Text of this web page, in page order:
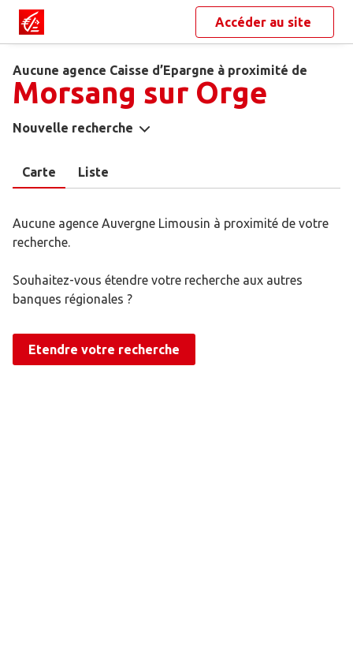
Accéder au site
Aucune agence Caisse d’Epargne à proximité de
Morsang sur Orge
Nouvelle recherche
Carte Liste
Aucune agence Auvergne Limousin à proximité de votre
recherche.
Souhaitez-vous étendre votre recherche aux autres
banques régionales ?
Etendre votre recherche